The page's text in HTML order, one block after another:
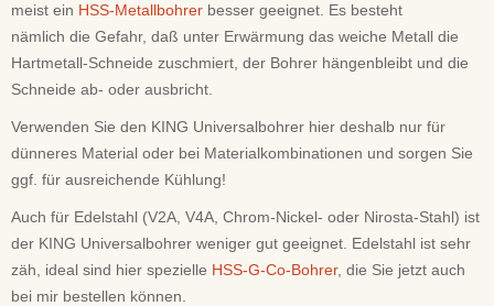
meist ein HSS-Metallbohrer besser geeignet. Es besteht
nämlich die Gefahr, daß unter Erwärmung das weiche Metall die
Hartmetall-Schneide zuschmiert, der Bohrer hängenbleibt und die
Schneide ab- oder ausbricht.
Verwenden Sie den KING Universalbohrer hier deshalb nur für
dünneres Material oder bei Materialkombinationen und sorgen Sie
ggf. für ausreichende Kühlung!
Auch für Edelstahl (V2A, V4A, Chrom-Nickel- oder Nirosta-Stahl) ist
der KING Universalbohrer weniger gut geeignet. Edelstahl ist sehr
zäh, ideal sind hier spezielle HSS-G-Co-Bohrer, die Sie jetzt auch
bei mir bestellen können.